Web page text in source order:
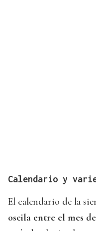
Calendario y
El calendario de la
oscila entre el mes